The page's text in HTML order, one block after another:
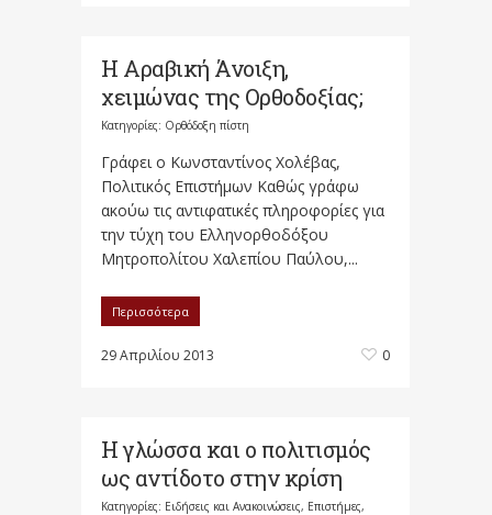
Η Αραβική Άνοιξη,
χειμώνας της Ορθοδοξίας;
Κατηγορίες: Ορθόδοξη πίστη
Γράφει ο Κωνσταντίνος Χολέβας,
Πολιτικός Επιστήμων Καθώς γράφω
ακούω τις αντιφατικές πληροφορίες για
την τύχη του Ελληνορθοδόξου
Μητροπολίτου Χαλεπίου Παύλου,...
Περισσότερα
29 Απριλίου 2013 0
Η γλώσσα και ο πολιτισμός
ως αντίδοτο στην κρίση
Κατηγορίες: Ειδήσεις και Ανακοινώσεις, Επιστήμες,